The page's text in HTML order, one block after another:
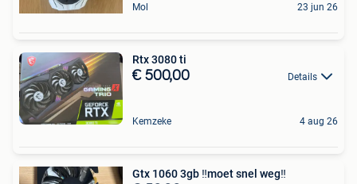
Mol 23 jun 26
Rtx 3080 ti
€ 500,00 Details
Kemzeke 4 aug 26
Gtx 1060 3gb ‼️moet snel weg‼️